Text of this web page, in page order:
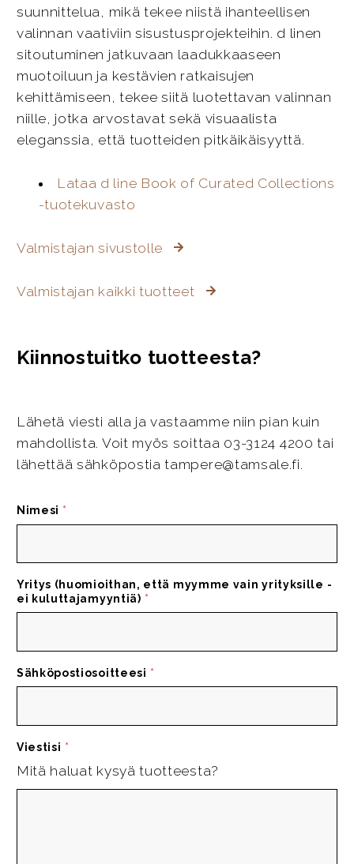
suunnittelua, mikä tekee niistä ihanteellisen
valinnan vaativiin sisustusprojekteihin. d linen
sitoutuminen jatkuvaan laadukkaaseen
muotoiluun ja kestävien ratkaisujen
kehittämiseen, tekee siitä luotettavan valinnan
niille, jotka arvostavat sekä visuaalista
eleganssia, että tuotteiden pitkäikäisyyttä.
Lataa d line Book of Curated Collections
-tuotekuvasto
Valmistajan sivustolle
Valmistajan kaikki tuotteet
Kiinnostuitko tuotteesta?
Lähetä viesti alla ja vastaamme niin pian kuin
mahdollista. Voit myös soittaa 03-3124 4200 tai
lähettää sähköpostia tampere@tamsale.fi.
Nimesi *
Yritys (huomioithan, että myymme vain yrityksille -
ei kuluttajamyyntiä) *
Sähköpostiosoitteesi *
Viestisi *
Mitä haluat kysyä tuotteesta?